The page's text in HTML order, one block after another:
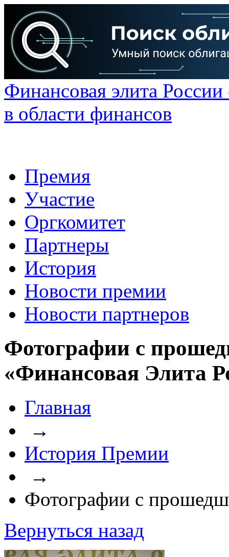
Финансовая элита
в области финансов
Премия
Участие
Оргкомитет
Партнеры
История
Новости премии
Новости партнеров
Фотографии с
«Финансовая Элита
Главная
→
История Премии
→
Фотографии с
Вернуться назад